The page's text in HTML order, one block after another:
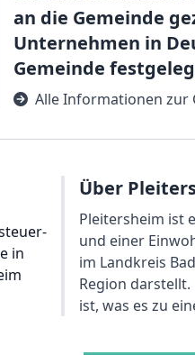
an die Gemeinde
Unternehmen in
Gemeinde
Alle Informationen zur
Über
Pleitersheim ist
und einer
im Landkreis
Region
ist, was es zu